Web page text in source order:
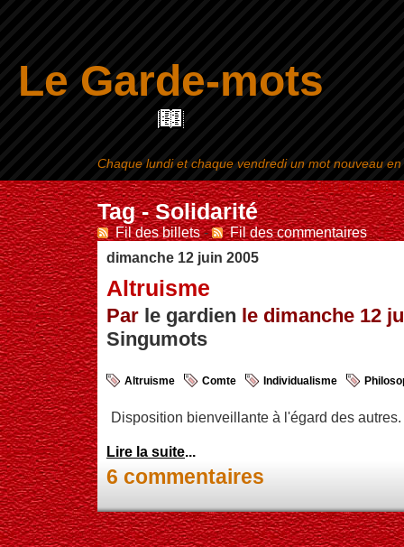
Le Garde-mots
Aller au contenu|
Tag - Solidarité
Fil des billets-
Fil des commentaires
dimanche 12 juin 2005
Altruisme
Par le gardien le dimanche 12
Singumots
Altruisme Comte Individualisme
Disposition bienveillante à l'égard des autres.
Lire la suite...
6 commentaires
Chaque lundi et chaque vendredi un mot nouveau